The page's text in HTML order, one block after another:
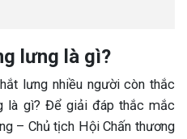
lưng là gì?
lưng nhiều người còn thắc
là gì? Để giải đáp thắc mắc
– Chủ tịch Hội Chấn thương